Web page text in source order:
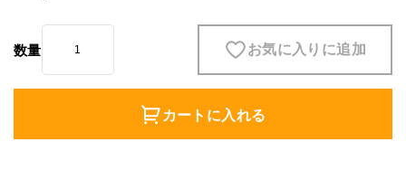
数量 お気に入りに追加
カートに入れる